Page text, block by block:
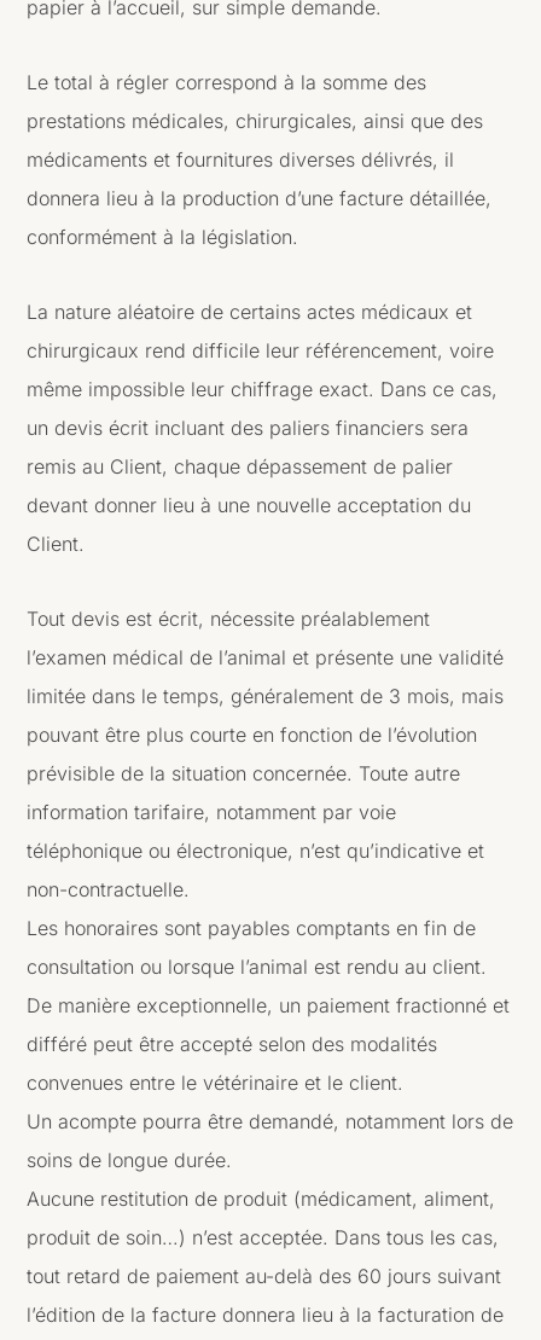
papier à l’accueil, sur simple demande.
Le total à régler correspond à la somme des
prestations médicales, chirurgicales, ainsi que des
médicaments et fournitures diverses délivrés, il
donnera lieu à la production d’une facture détaillée,
conformément à la législation.
La nature aléatoire de certains actes médicaux et
chirurgicaux rend difficile leur référencement, voire
même impossible leur chiffrage exact. Dans ce cas,
un devis écrit incluant des paliers financiers sera
remis au Client, chaque dépassement de palier
devant donner lieu à une nouvelle acceptation du
Client.
Tout devis est écrit, nécessite préalablement
l’examen médical de l’animal et présente une validité
limitée dans le temps, généralement de 3 mois, mais
pouvant être plus courte en fonction de l’évolution
prévisible de la situation concernée. Toute autre
information tarifaire, notamment par voie
téléphonique ou électronique, n’est qu’indicative et
non-contractuelle.
Les honoraires sont payables comptants en fin de
consultation ou lorsque l’animal est rendu au client.
De manière exceptionnelle, un paiement fractionné et
différé peut être accepté selon des modalités
convenues entre le vétérinaire et le client.
Un acompte pourra être demandé, notamment lors de
soins de longue durée.
Aucune restitution de produit (médicament, aliment,
produit de soin…) n’est acceptée. Dans tous les cas,
tout retard de paiement au-delà des 60 jours suivant
l’édition de la facture donnera lieu à la facturation de